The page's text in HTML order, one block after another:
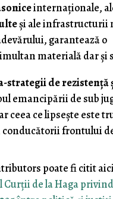
internaţionale,
şi ale infrastructurii
garantează o
materială dar şi
strategii de rezistenţă
emancipării de sub
ceea ce lipseşte este
conducătorii frontului
poate fi citit
Curții de la Haga